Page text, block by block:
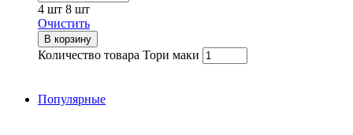
4 шт 8 шт
Очистить
В корзину
Количество товара Тори маки
Популярные